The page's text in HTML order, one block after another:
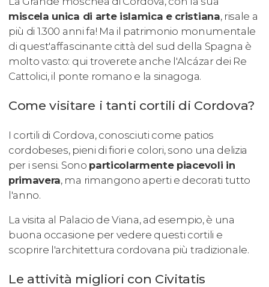
miscela unica di arte islamica e cristiana, risale a
più di 1.300 anni fa! Ma il patrimonio monumentale
di quest'affascinante città del sud della Spagna è
molto vasto: qui troverete anche l'Alcázar dei Re
Cattolici, il ponte romano e la sinagoga.
Come visitare i tanti cortili di Cordova?
I cortili di Cordova, conosciuti come patios
cordobeses, pieni di fiori e colori, sono una delizia
per i sensi. Sono particolarmente piacevoli in
primavera, ma rimangono aperti e decorati tutto
l'anno.
La visita al Palacio de Viana, ad esempio, è una
buona occasione per vedere questi cortili e
scoprire l'architettura cordovana più tradizionale.
Le attività migliori con Civitatis